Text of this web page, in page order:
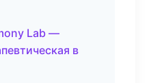
Lab —
в